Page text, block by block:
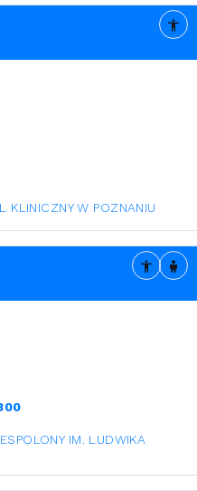
KLINICZNY W POZNANIU
IM. LUDWIKA